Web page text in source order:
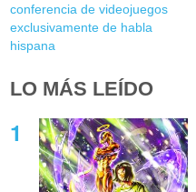
conferencia de videojuegos
exclusivamente de habla
hispana
LO MÁS LEÍDO